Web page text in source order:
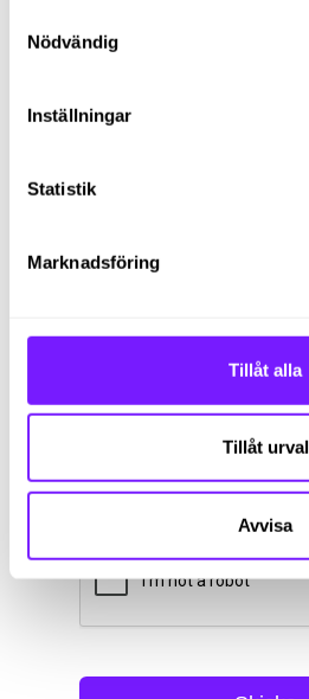
Nödvändig
Inställningar
Statistik
Marknadsföring
Tillåt alla
Tillåt urval
Avvisa